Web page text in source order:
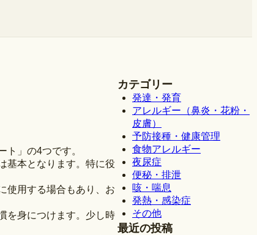
」の4つです。
基本となります。特に役
使用する場合もあり、お
を身につけます。少し時
カテゴリー
発達・発育
アレルギー（鼻炎・花粉・
皮膚）
予防接種・健康管理
食物アレルギー
夜尿症
便秘・排泄
咳・喘息
発熱・感染症
その他
最近の投稿